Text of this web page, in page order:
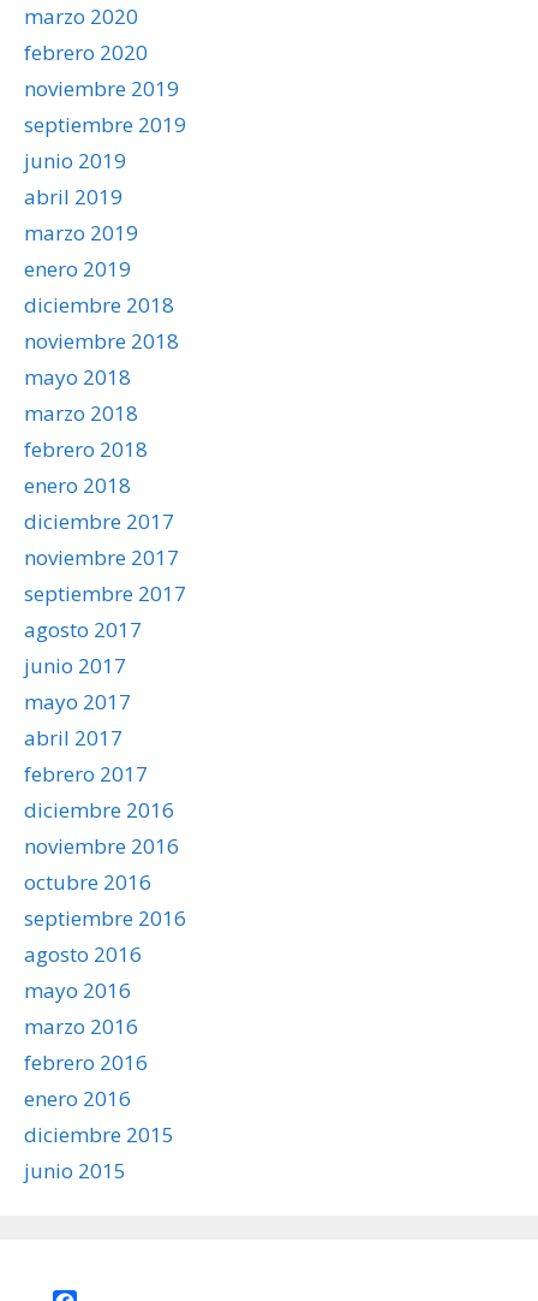
marzo 2020
febrero 2020
noviembre 2019
septiembre 2019
junio 2019
abril 2019
marzo 2019
enero 2019
diciembre 2018
noviembre 2018
mayo 2018
marzo 2018
febrero 2018
enero 2018
diciembre 2017
noviembre 2017
septiembre 2017
agosto 2017
junio 2017
mayo 2017
abril 2017
febrero 2017
diciembre 2016
noviembre 2016
octubre 2016
septiembre 2016
agosto 2016
mayo 2016
marzo 2016
febrero 2016
enero 2016
diciembre 2015
junio 2015